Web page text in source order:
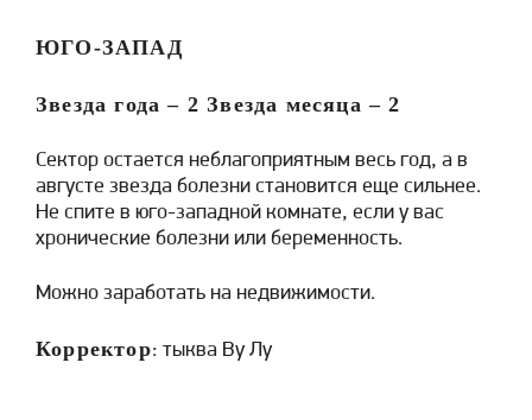
ЮГО-ЗАПАД
Звезда года – 2 Звезда месяца –2
Сектор остается неблагоприятным весь год, а в
августе звезда болезни становится еще сильнее.
Не спите в юго-западной комнате, если у вас
хронические болезни или беременность.
Можно заработать на недвижимости.
Корректор: тыква Ву Лу